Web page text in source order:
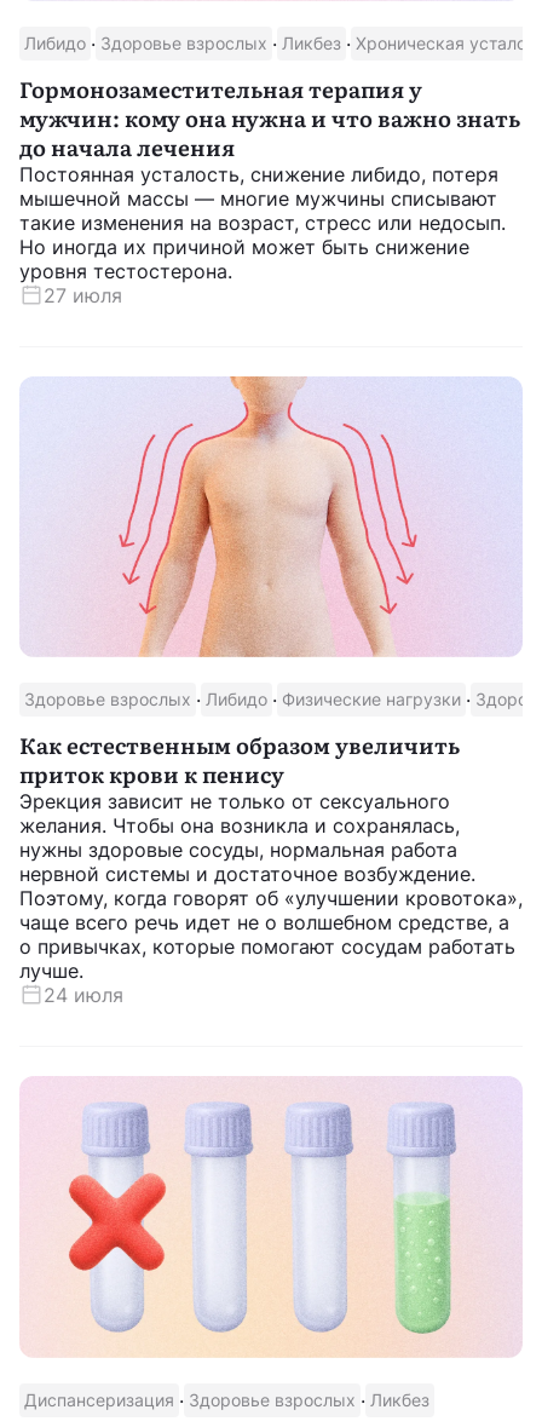
Либидо · Здоровье взрослых · Ликбез · Хроническая
Гормонозаместительная терапия у
мужчин: кому она нужна и что важно знать
до начала лечения
Постоянная усталость, снижение либидо, потеря
мышечной массы — многие мужчины списывают
такие изменения на возраст, стресс или недосып.
Но иногда их причиной может быть снижение
уровня тестостерона.
27 июля
Здоровье взрослых · Либидо · Физические нагрузки ·
Как естественным образом увеличить
приток крови к пенису
Эрекция зависит не только от сексуального
желания. Чтобы она возникла и сохранялась,
нужны здоровые сосуды, нормальная работа
нервной системы и достаточное возбуждение.
Поэтому, когда говорят об «улучшении кровотока»,
чаще всего речь идет не о волшебном средстве, а
о привычках, которые помогают сосудам работать
лучше.
24 июля
Диспансеризация · Здоровье взрослых · Ликбез